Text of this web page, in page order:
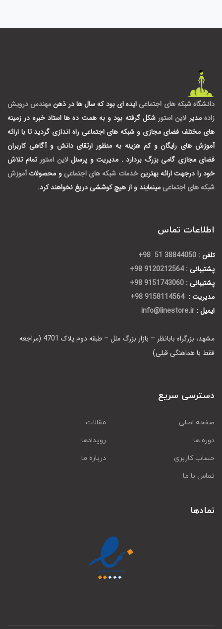
دانشگاه شبکه های اجتماعی ایده ای بود که سال ها در ذهنمهندس درویش
زاده مدیر لاین استور شکل گرفته بود و به همت ده ها استاد خبره در زمینه
های مختلف فضای مجازی و شبکه های اجتماعی راه اندازی گردید تا با ارائه
آموزش های رایگان و کم هزینه به منظور ارتقای دانش و آگاهی کاربران
فضای مجازی گامی بزرگ بردارد . مدیریت و پرسنللاین استور تمام تلاش
خود را درجهت ارائه بهترینخدمات شبکه های اجتماعی و محصولات آموزش
شبکه های اجتماعی مینمایند و از هیچ کوششی دریغ نخواهند کرد.
اطلاعات تماس
تلفن : 38844050 51 98+
پشتیبانی : 9120212564 98+
پشتیبانی : 9151743060 98+
مدیریت : 9158114564 98+
ایمیل : info@linestore.ir
مشهد، بزرگراه بابانظر – بازار بزرگ ملل – طبقه دوم پلاک 4701 (مراجعه
فقط با هماهنگی قبلی)
دسترسی سریع
صفحه اصلی
مقالات
دوره ها
رویدادها
حساب کاربری
درباره ما
تماس با ما
نمادها